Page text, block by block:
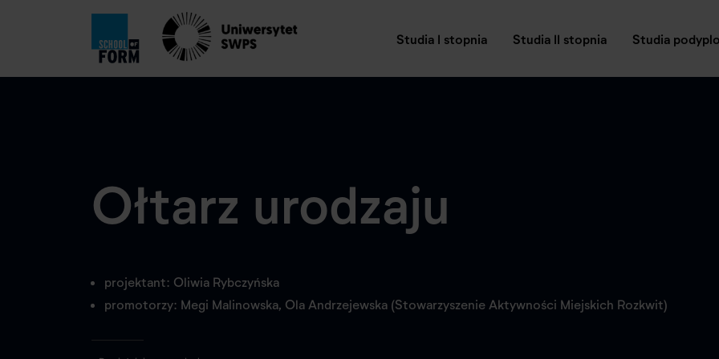
Studia I stopnia Studia II stopnia Studia
Ołtarz urodzaju
projektant: Oliwia Rybczyńska
promotorzy: Megi Malinowska, Ola Andrzejewska (Stowarzyszenie Aktywności Miejskich Rozkwit)